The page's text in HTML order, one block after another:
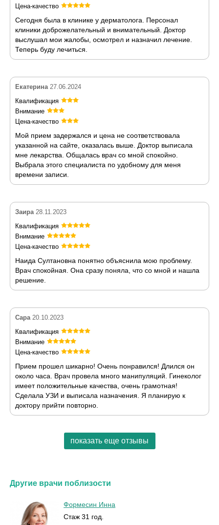
Цена-качество
Сегодня была в клинике у дерматолога. Персонал
клиники доброжелательный и внимательный. Доктор
выслушал мои жалобы, осмотрел и назначил лечение.
Теперь буду лечиться.
Екатерина 27.06.2024
Квалификация
Внимание
Цена-качество
Мой прием задержался и цена не соответствовала
указанной на сайте, оказалась выше. Доктор выписала
мне лекарства. Общалась врач со мной спокойно.
Выбрала этого специалиста по удобному для меня
времени записи.
Заира 28.11.2023
Квалификация
Внимание
Цена-качество
Наида Султановна понятно объяснила мою проблему.
Врач спокойная. Она сразу поняла, что со мной и нашла
решение.
Сара 20.10.2023
Квалификация
Внимание
Цена-качество
Прием прошел шикарно! Очень понравился! Длился он
около часа. Врач провела много манипуляций. Гинеколог
имеет положительные качества, очень грамотная!
Сделала УЗИ и выписала назначения. Я планирую к
доктору прийти повторно.
показать еще отзывы
Другие врачи поблизости
Формесин Инна
Стаж 31 год.